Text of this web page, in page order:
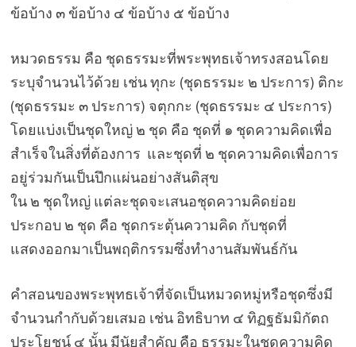
ข้อบ้าง ๓ ข้อบ้าง ๔ ข้อบ้าง ๕ ข้อบ้าง
หมวดธรรม คือ ชุดธรรมะที่พระพุทธเจ้าทรงสอนโดย
ระบุจำนวนไว้ด้วย เช่น ทุกะ (ชุดธรรมะ ๒ ประการ) ติกะ
(ชุดธรรมะ ๓ ประการ) จตุกกะ (ชุดธรรมะ ๔ ประการ)
โดยแบ่งเป็นชุดใหญ่ ๒ ชุด คือ ชุดที่ ๑ ชุดความคิดเพื่อ
สำเร็จในสิ่งที่ต้องการ และชุดที่ ๒ ชุดความคิดเพื่อการ
อยู่ร่วมกันเป็นปึกแผ่นอย่างสันติสุข
ใน ๒ ชุดใหญ่ แต่ละชุดจะเสนอชุดความคิดย่อย
ประกอบ ๒ ชุด คือ ชุดกระตุ้นความคิด กับชุดที่
แสดงออกมาเป็นพฤติกรรมซึ่งทำงานสัมพันธ์กัน
คำสอนของพระพุทธเจ้าที่จัดเป็นหมวดหมู่หรือชุดซึ่งมี
จำนวนกำกับด้วยเสมอ เช่น อิทธิบาท ๔ ทิฏฐธัมมิกัตถ
ประโยชน์ ๔ นั้น มีนัยสำคัญ คือ ธรรมะในชุดความคิด